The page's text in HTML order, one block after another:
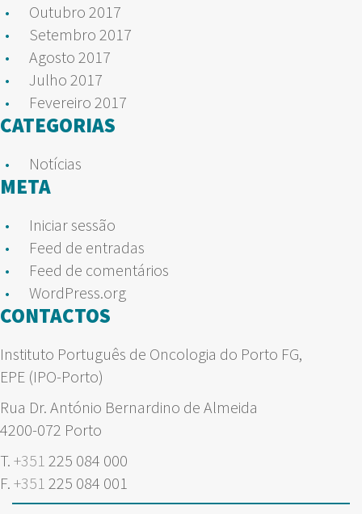
Outubro 2017
Setembro 2017
Agosto 2017
Julho 2017
Fevereiro 2017
CATEGORIAS
Notícias
META
Iniciar sessão
Feed de entradas
Feed de comentários
WordPress.org
CONTACTOS
Instituto Português de Oncologia do Porto FG,
EPE (IPO-Porto)
Rua Dr. António Bernardino de Almeida
4200-072 Porto
T. +351 225 084 000
F. +351 225 084 001